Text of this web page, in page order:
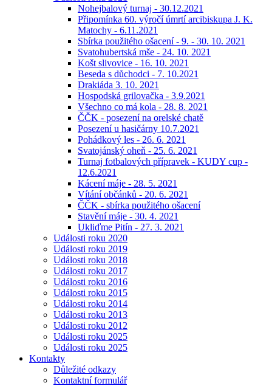
Nohejbalový turnaj - 30.12.2021
Připomínka 60. výročí úmrtí arcibiskupa J. K.
Matochy - 6.11.2021
Sbírka použitého ošacení - 9. - 30. 10. 2021
Svatohubertská mše - 24. 10. 2021
Košt slivovice - 16. 10. 2021
Beseda s důchodci - 7. 10.2021
Drakiáda 3. 10. 2021
Hospodská grilovačka - 3.9.2021
Všechno co má kola - 28. 8. 2021
ČČK - posezení na orelské chatě
Posezení u hasičárny 10.7.2021
Pohádkový les - 26. 6. 2021
Svatojánský oheň - 25. 6. 2021
Turnaj fotbalových přípravek - KUDY cup -
12.6.2021
Kácení máje - 28. 5. 2021
Vítání občánků - 20. 6. 2021
ČČK - sbírka použitého ošacení
Stavění máje - 30. 4. 2021
Ukliďme Pitín - 27. 3. 2021
Události roku 2020
Události roku 2019
Události roku 2018
Události roku 2017
Události roku 2016
Události roku 2015
Události roku 2014
Události roku 2013
Události roku 2012
Události roku 2025
Události roku 2025
Kontakty
Důležité odkazy
Kontaktní formulář